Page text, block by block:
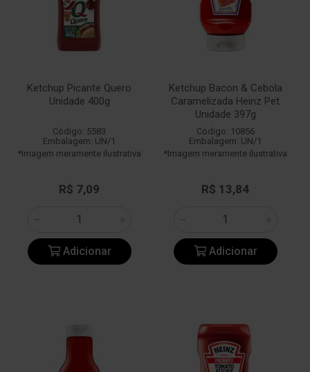
Ketchup Picante Quero
Unidade 400g
Código: 5583
Embalagem: UN/1
*Imagem meramente ilustrativa
R$ 7,09
Adicionar
Ketchup Bacon & Cebola
Caramelizada Heinz Pet
Unidade 397g
Código: 10856
Embalagem: UN/1
*Imagem meramente ilustrativa
R$ 13,84
Adicionar